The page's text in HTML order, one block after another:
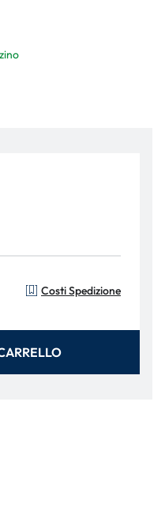
Costi Spedizione